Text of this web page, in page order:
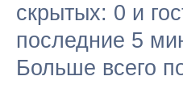
скрытых: 0 и
последние 5
Больше всего